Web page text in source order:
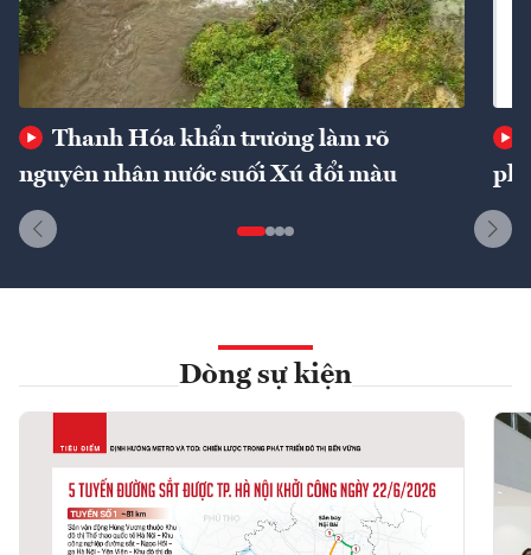
Thanh Hóa khẩn trương làm rõ
nguyên nhân nước suối Xú đổi màu
phí
Dòng sự kiện